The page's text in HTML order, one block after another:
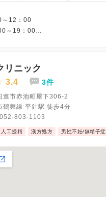
～12：00
～19：00
リニック
3.4 3件
進市赤池町屋下306-2
鶴舞線 平針駅 徒歩4分
052-803-1103
人工授精 漢方処方 男性不妊/無精子症